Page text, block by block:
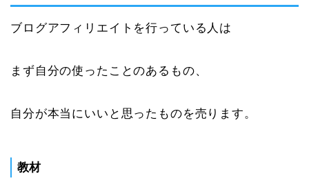
ブログアフィリエイトを行っている人は
まず自分の使ったことのあるもの、
自分が本当にいいと思ったものを売ります。
教材